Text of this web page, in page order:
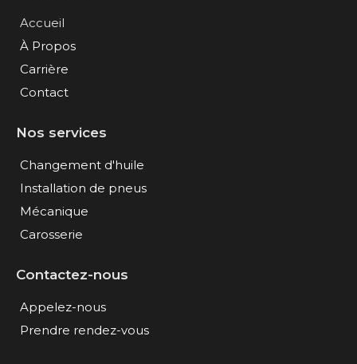
Accueil
À Propos
Carrière
Contact
Nos services
Changement d'huile
Installation de pneus
Mécanique
Carosserie
Contactez-nous
Appelez-nous
Prendre rendez-vous